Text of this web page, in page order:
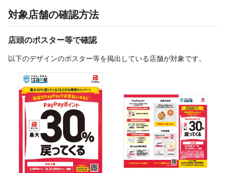
対象店舗の確認方法
店頭のポスター等で確認
以下のデザインのポスター等を掲出している店舗が対象です。